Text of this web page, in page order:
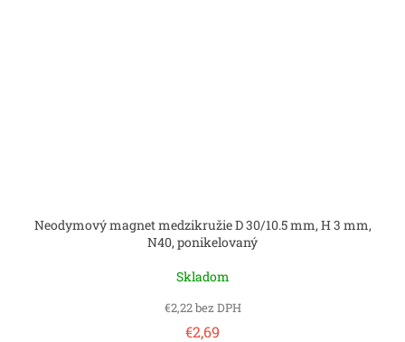
Neodymový magnet medzikružie D 30/10.5 mm, H 3 mm,
N40, ponikelovaný
Skladom
€2,22 bez DPH
€2,69